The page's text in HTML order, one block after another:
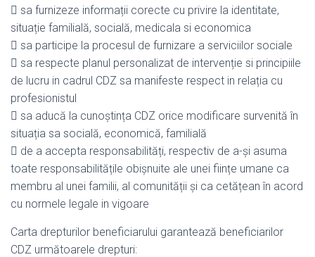
 sa furnizeze informații corecte cu privire la identitate,
situație familială, socială, medicala si economica
 sa participe la procesul de furnizare a serviciilor sociale
 sa respecte planul personalizat de intervenție si principiile
de lucru in cadrul CDZ sa manifeste respect in relația cu
profesionistul
 sa aducă la cunoștința CDZ orice modificare survenită în
situația sa socială, economică, familială
 de a accepta responsabilități, respectiv de a-și asuma
toate responsabilitățile obișnuite ale unei ființe umane ca
membru al unei familii, al comunității și ca cetățean în acord
cu normele legale in vigoare
Carta drepturilor beneficiarului garantează beneficiarilor
CDZ următoarele drepturi: